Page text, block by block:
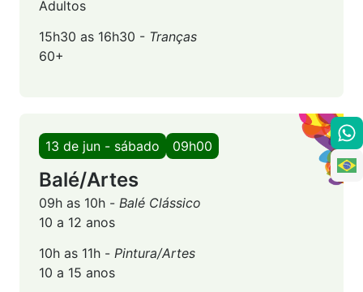
Adultos
15h30 as 16h30 - Tranças
60+
13 de jun - sábado 09h00
Balé/Artes
09h as 10h - Balé Clássico
10 a 12 anos
10h as 11h - Pintura/Artes
10 a 15 anos